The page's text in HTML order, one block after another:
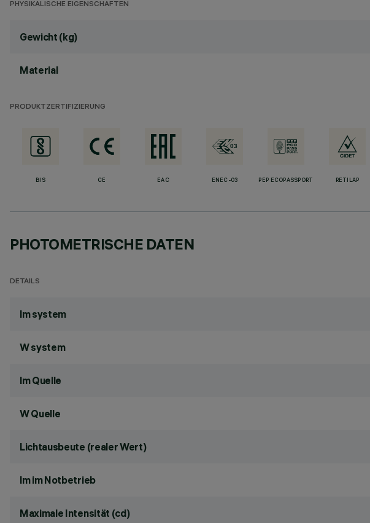
PHYSIKALISCHE EIGENSCHAFTEN
Gewicht (kg)
Material
PRODUKTZERTIFIZIERUNG
BIS CE EAC ENEC-03 PEP ECOPASSPORT RETILAP
PHOTOMETRISCHE DATEN
DETAILS
lm system
W system
lm Quelle
W Quelle
Lichtausbeute (realer Wert)
lm im Notbetrieb
Maximale Intensität (cd)